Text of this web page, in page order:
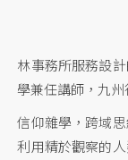
林事務所服務設
學兼任講師，九州
信仰雜學，跨域
利用精於觀察的